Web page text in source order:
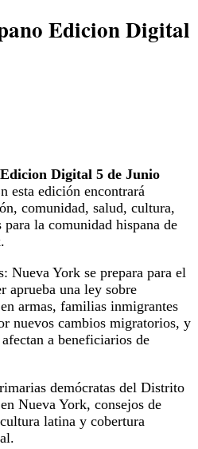
Edicion Digital
Digital 5 de Junio
esta edición encontrará
comunidad, salud, cultura,
la comunidad hispana de
Nueva York se prepara para el
aprueba una ley sobre
armas, familias inmigrantes
nuevos cambios migratorios, y
a beneficiarios de
demócratas del Distrito
Nueva York, consejos de
latina y cobertura